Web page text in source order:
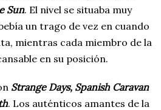
Sun. El nivel se situaba muy
un trago de vez en cuando
mientras cada miembro de la
en su posición.
Strange Days, Spanish Caravan
. Los auténticos amantes de la